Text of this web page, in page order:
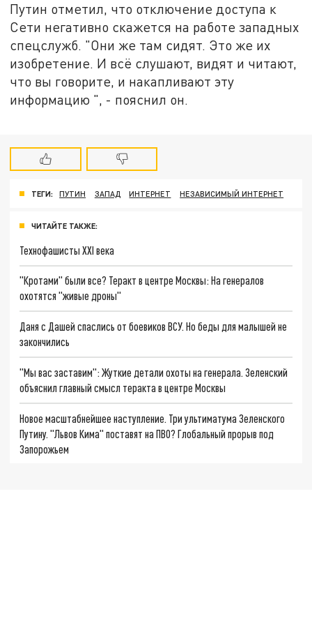
Путин отметил, что отключение доступа к
Сети негативно скажется на работе западных
спецслужб. "Они же там сидят. Это же их
изобретение. И всё слушают, видят и читают,
что вы говорите, и накапливают эту
информацию ", - пояснил он.
ТЕГИ: ПУТИН ЗАПАД ИНТЕРНЕТ НЕЗАВИСИМЫЙ ИНТЕРНЕТ
ЧИТАЙТЕ ТАКЖЕ:
Технофашисты XXI века
"Кротами" были все? Теракт в центре Москвы: На генералов
охотятся "живые дроны"
Даня с Дашей спаслись от боевиков ВСУ. Но беды для малышей не
закончились
"Мы вас заставим": Жуткие детали охоты на генерала. Зеленский
объяснил главный смысл теракта в центре Москвы
Новое масштабнейшее наступление. Три ультиматума Зеленского
Путину. "Львов Кима" поставят на ПВО? Глобальный прорыв под
Запорожьем